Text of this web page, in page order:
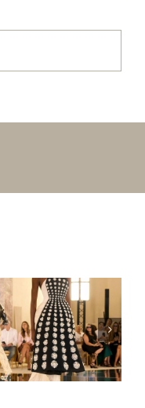
Schiaparelli
Haute
Couture
Herbst/Winter
2026/27